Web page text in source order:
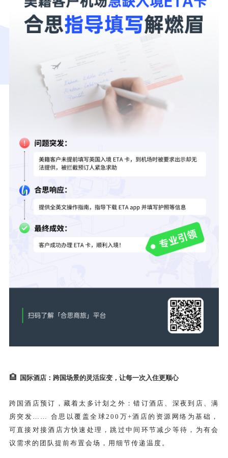
🏨 国际酒店：跨国场景的灵活应变，让每一次入住更顺心
跨国酒店预订，藏着太多计划之外：错订酒店、深夜到店、满
房突发…… 合思以覆盖全球200万+酒店的资源网络为基础，
可直接对接酒店方快速处理，跳过中间环节减少等待，为有会
议需求的团队提前布置会场，用细节传递温度。